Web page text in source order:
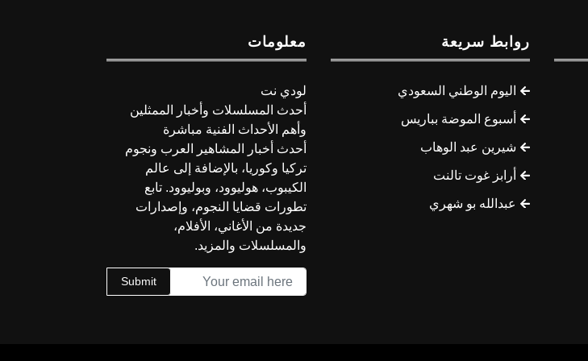
روابط سريعة
اليوم الوطني السعودي
أسبوع الموضة بباريس
شيرين عبد الوهاب
أرابز غوت تالنت
عبدالله بو شهري
معلومات
لودي نت
أحدث المسلسلات وأخبار الممثلين
وأهم الأحداث الفنية مباشرة
أحدث أخبار المشاهير العرب ونجوم
تركيا وكوريا، بالإضافة إلى عالم
الكيبوب، هوليوود، وبوليوود. تابع
تطورات قضايا النجوم، وإصدارات
جديدة من الأغاني، الأفلام،
والمسلسلات والمزيد.
Submit